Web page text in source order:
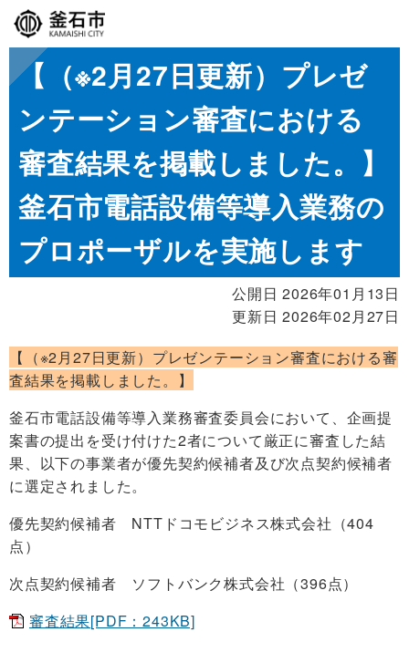
【（※2月27日更新）プレゼ
ンテーション審査における
審査結果を掲載しました。】
釜石市電話設備等導入業務の
プロポーザルを実施します
公開日 2026年01月13日
更新日 2026年02月27日
【（※2月27日更新）プレゼンテーション審査における審
査結果を掲載しました。】
釜石市電話設備等導入業務審査委員会において、企画提
案書の提出を受け付けた2者について厳正に審査した結
果、以下の事業者が優先契約候補者及び次点契約候補者
に選定されました。
優先契約候補者 NTTドコモビジネス株式会社（404
点）
次点契約候補者 ソフトバンク株式会社（396点）
審査結果[PDF：243KB]